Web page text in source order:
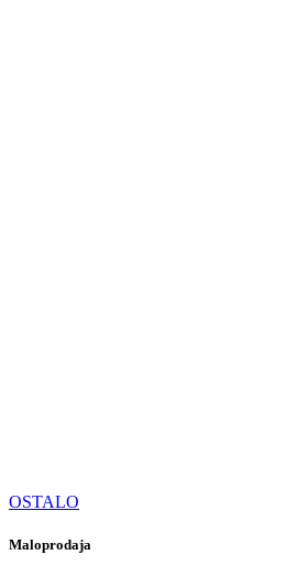
OSTALO
Maloprodaja